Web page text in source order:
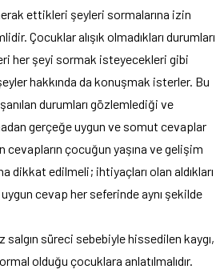
ettikleri şeyleri sormalarına izin
Çocuklar alışık olmadıkları durumları
her şeyi sormak isteyecekleri gibi
hakkında da konuşmak isterler. Bu
durumları gözlemlediği ve
gerçeğe uygun ve somut cevaplar
cevapların çocuğun yaşına ve gelişim
dikkat edilmeli; ihtiyaçları olan aldıkları
uygun cevap her seferinde aynı şekilde
süreci sebebiyle hissedilen kaygı,
olduğu çocuklara anlatılmalıdır.